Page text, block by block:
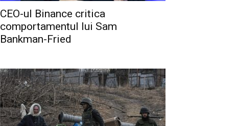
CEO-ul Binance critica
comportamentul lui Sam
Bankman-Fried